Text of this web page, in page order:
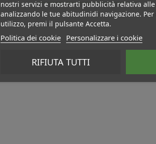
nostri servizi e mostrarti pubblicità relativa
analizzando le tue abitudinidi navigazione.
utilizzo, premi il pulsante Accetta.
Politica dei cookie Personalizzare i cookie
RIFIUTA TUTTI